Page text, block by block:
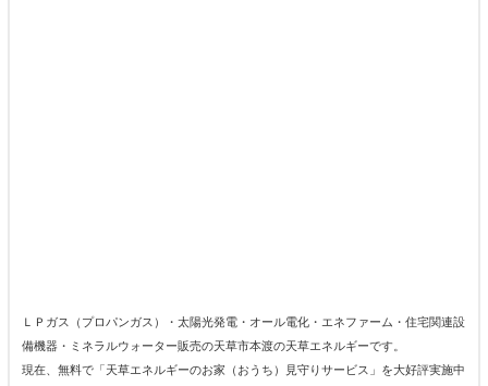
ＬＰガス（プロパンガス）・太陽光発電・オール電化・エネファーム・住宅関連設
備機器・ミネラルウォーター販売の天草市本渡の天草エネルギーです。
現在、無料で「天草エネルギーのお家（おうち）見守りサービス」を大好評実施中